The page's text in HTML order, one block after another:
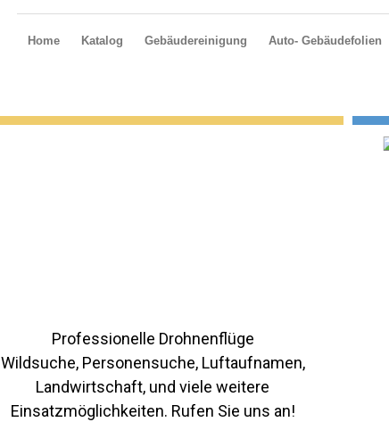
Home Katalog Gebäudereinigung Auto- Gebäudefolien
Professionelle Drohnenflüge
Wildsuche, Personensuche, Luftaufnamen,
Landwirtschaft, und viele weitere
Einsatzmöglichkeiten. Rufen Sie uns an!